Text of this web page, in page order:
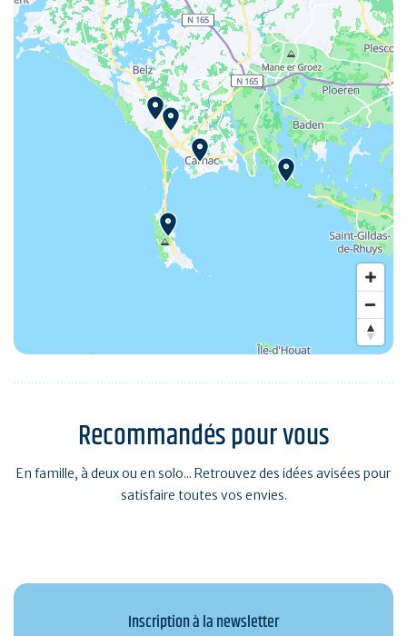
Recommandés pour vous
En famille, à deux ou en solo... Retrouvez des idées avisées pour
satisfaire toutes vos envies.
Inscription à la newsletter